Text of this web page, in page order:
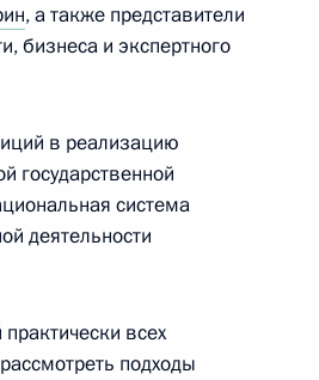
, а также представители
бизнеса и экспертного
в реализацию
государственной
система
деятельности
всех
подходы